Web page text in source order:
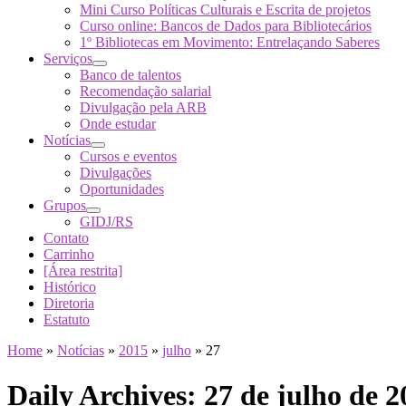
Mini Curso Políticas Culturais e Escrita de projetos
Curso online: Bancos de Dados para Bibliotecários
1º Bibliotecas em Movimento: Entrelaçando Saberes
Serviços
Banco de talentos
Recomendação salarial
Divulgação pela ARB
Onde estudar
Notícias
Cursos e eventos
Divulgações
Oportunidades
Grupos
GIDJ/RS
Contato
Carrinho
[Área restrita]
Histórico
Diretoria
Estatuto
Home » Notícias » 2015 » julho » 27
Daily Archives: 27 de julho de